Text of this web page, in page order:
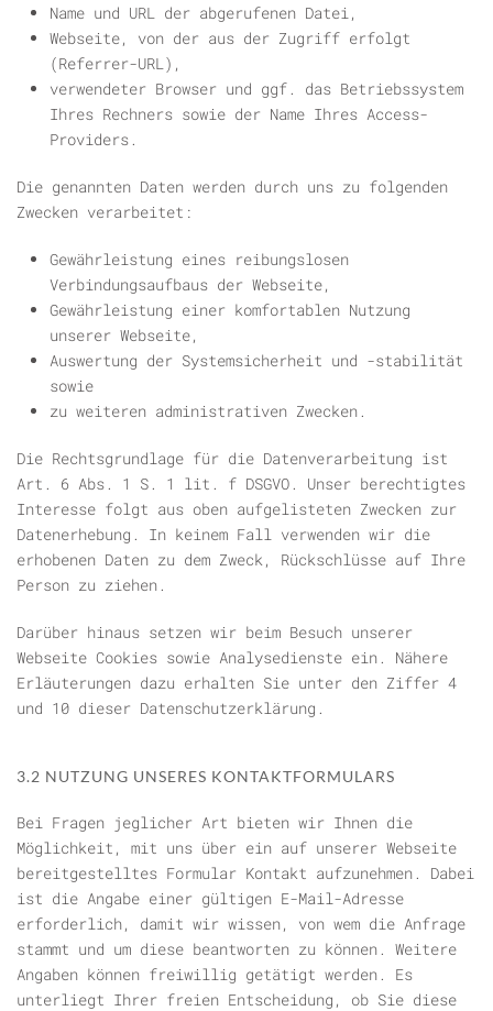
Name und URL der abgerufenen Datei,
Webseite, von der aus der Zugriff erfolgt
(Referrer-URL),
verwendeter Browser und ggf. das Betriebssystem
Ihres Rechners sowie der Name Ihres Access-
Providers.
Die genannten Daten werden durch uns zu folgenden
Zwecken verarbeitet:
Gewährleistung eines reibungslosen
Verbindungsaufbaus der Webseite,
Gewährleistung einer komfortablen Nutzung
unserer Webseite,
Auswertung der Systemsicherheit und -stabilität
sowie
zu weiteren administrativen Zwecken.
Die Rechtsgrundlage für die Datenverarbeitung ist
Art. 6 Abs. 1 S. 1 lit. f DSGVO. Unser berechtigtes
Interesse folgt aus oben aufgelisteten Zwecken zur
Datenerhebung. In keinem Fall verwenden wir die
erhobenen Daten zu dem Zweck, Rückschlüsse auf Ihre
Person zu ziehen.
Darüber hinaus setzen wir beim Besuch unserer
Webseite Cookies sowie Analysedienste ein. Nähere
Erläuterungen dazu erhalten Sie unter den Ziffer 4
und 10 dieser Datenschutzerklärung.
3.2 NUTZUNG UNSERES KONTAKTFORMULARS
Bei Fragen jeglicher Art bieten wir Ihnen die
Möglichkeit, mit uns über ein auf unserer Webseite
bereitgestelltes Formular Kontakt aufzunehmen. Dabei
ist die Angabe einer gültigen E-Mail-Adresse
erforderlich, damit wir wissen, von wem die Anfrage
stammt und um diese beantworten zu können. Weitere
Angaben können freiwillig getätigt werden. Es
unterliegt Ihrer freien Entscheidung, ob Sie diese